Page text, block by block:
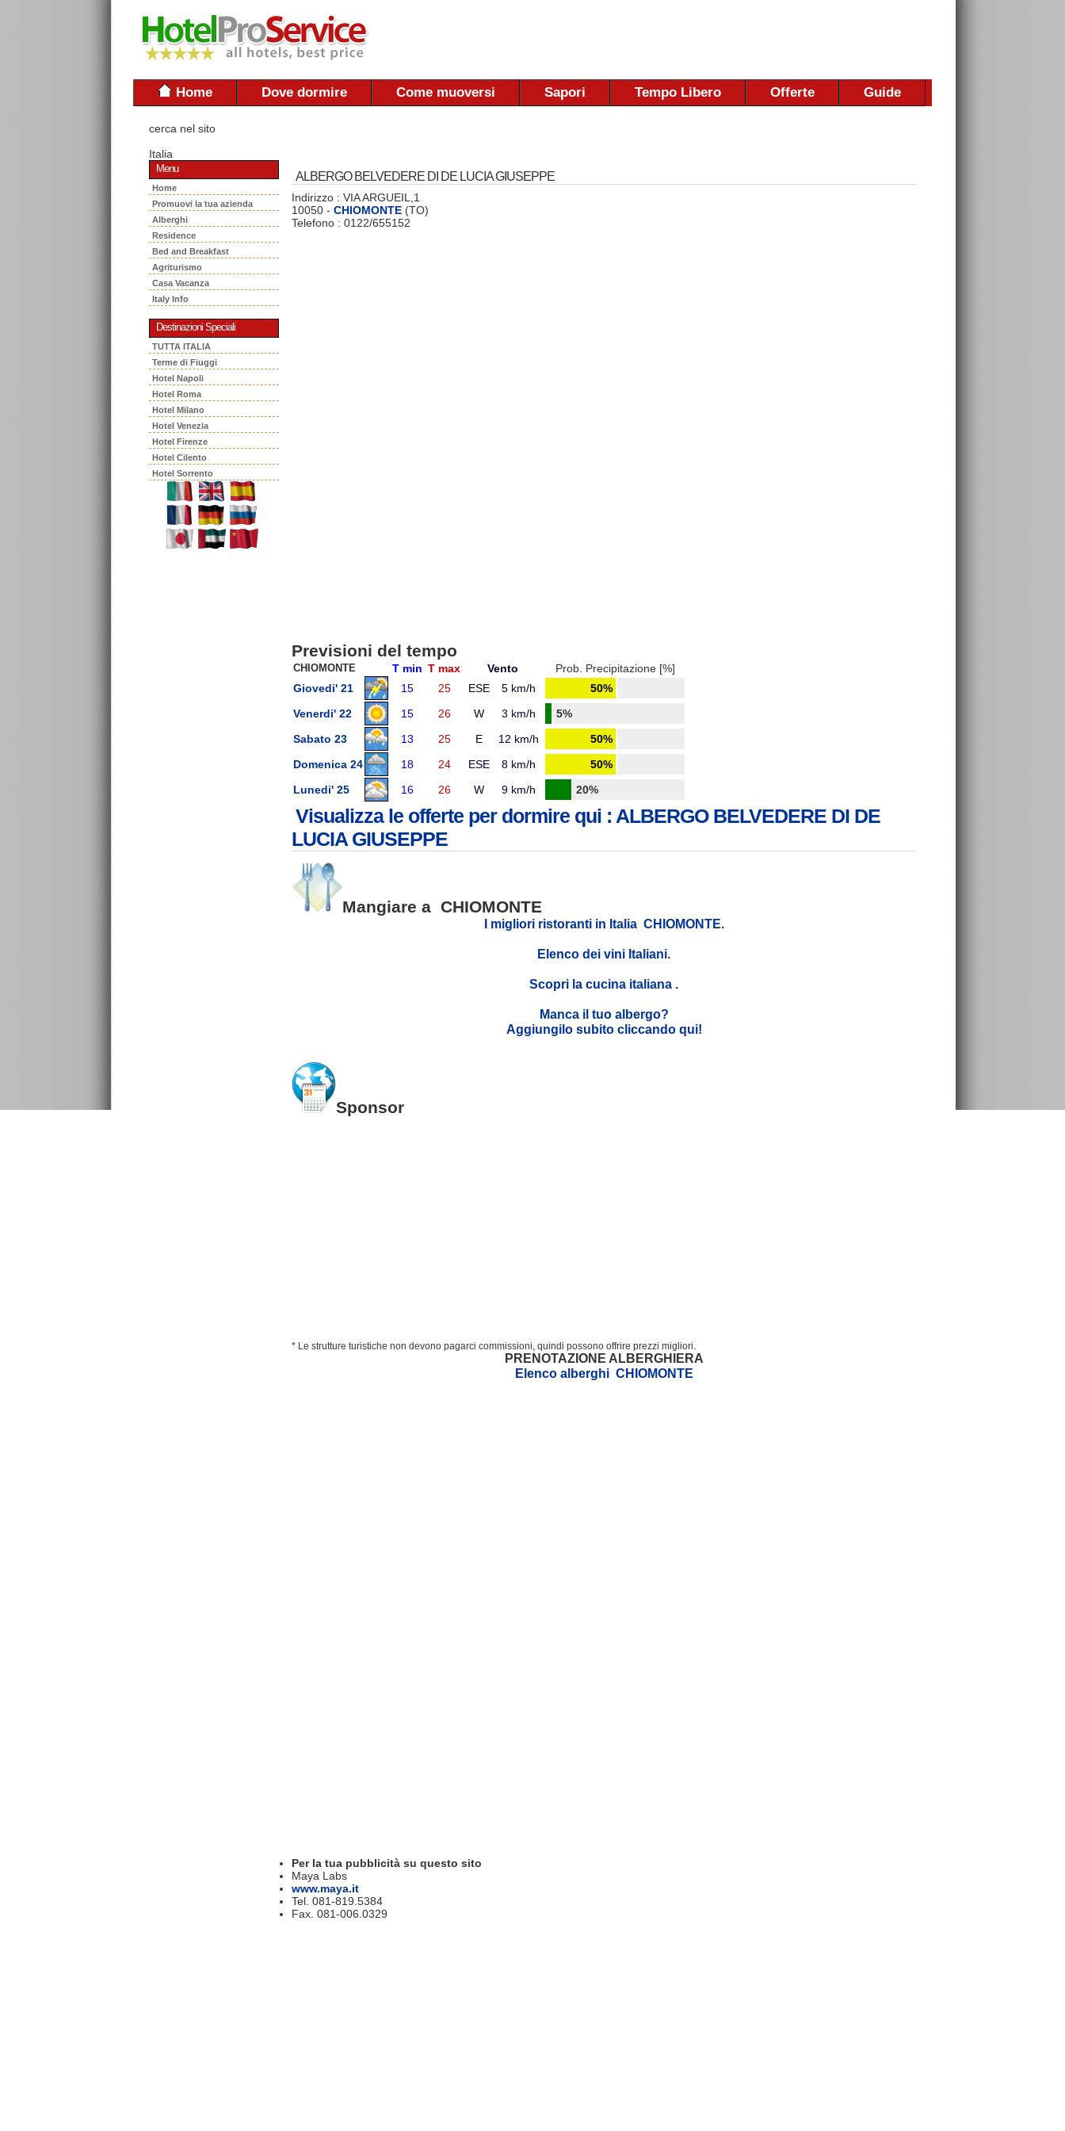
Home Dove dormire Come muoversi Sapori Tempo Libero Offerte Guide
cerca nel sito
Italia
Menu
Home
Promuovi la tua azienda
Alberghi
Residence
Bed and Breakfast
Agriturismo
Casa Vacanza
Italy Info
Destinazioni Speciali
TUTTA ITALIA
Terme di Fiuggi
Hotel Napoli
Hotel Roma
Hotel Milano
Hotel Venezia
Hotel Firenze
Hotel Cilento
Hotel Sorrento
ALBERGO BELVEDERE DI DE LUCIA GIUSEPPE
Indirizzo : VIA ARGUEIL,1
10050 - CHIOMONTE (TO)
Telefono : 0122/655152
Previsioni del tempo
CHIOMONTE T min T max Vento
Prob. Precipitazione [%]
Giovedi' 21
15 25 ESE 5 km/h
50%
Venerdi' 22
15 26 W 3 km/h
5%
Sabato 23
13 25 E 12 km/h
50%
Domenica 24
18 24 ESE 8 km/h
50%
Lunedi' 25
16 26 W 9 km/h 20%
Visualizza le offerte per dormire qui : ALBERGO BELVEDERE DI DE
LUCIA GIUSEPPE
Mangiare a CHIOMONTE
I migliori ristoranti in Italia CHIOMONTE
Elenco dei vini Italiani
Scopri la cucina italiana
Manca il tuo albergo?
Aggiungilo subito cliccando qui!
Sponsor
* Le strutture turistiche non devono pagarci commissioni, quindi possono offrire prezzi migliori.
PRENOTAZIONE ALBERGHIERA
Elenco alberghi CHIOMONTE
Per la tua pubblicità su questo sito
Maya Labs
www.maya.it
Tel. 081-819.5384
Fax. 081-006.0329